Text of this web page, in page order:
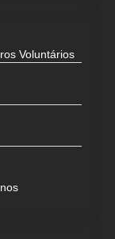
Voluntários